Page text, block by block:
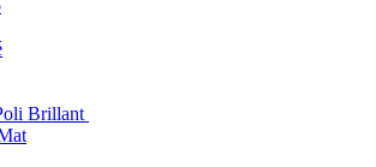
Brillant